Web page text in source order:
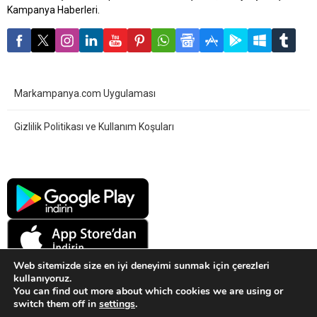
kataloğunda temel gıda,
atıştırmalıklarda dev
indirimler...
Kampanya Haberleri.
Markampanya.com Uygulaması
Gizlilik Politikası ve Kullanım Koşuları
Web sitemizde size en iyi deneyimi sunmak için çerezleri
kullanıyoruz.
You can find out more about which cookies we are using or
switch them off in settings.